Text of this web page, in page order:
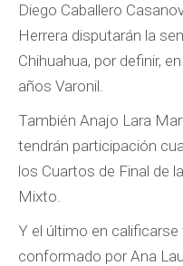
Diego Caballero
Herrera disputarán la
Chihuahua, por definir,
años Varonil.
También Anajo Lara
tendrán participación
los Cuartos de Final de
Mixto.
Y el último en
conformado por Ana